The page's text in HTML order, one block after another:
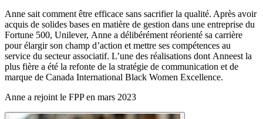
Anne sait comment être efficace sans sacrifier la qualité. Après avoir
acquis de solides bases en matière de gestion dans une entreprise du
Fortune 500, Unilever, Anne a délibérément réorienté sa carrière
pour élargir son champ d’action et mettre ses compétences au
service du secteur associatif. L’une des réalisations dont Anneest la
plus fière a été la refonte de la stratégie de communication et de
marque de Canada International Black Women Excellence.
Anne a rejoint le FPP en mars 2023